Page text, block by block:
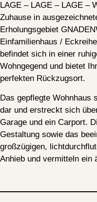
LAGE – LAGE – LAGE –
Zuhause in
Erholungsgebiet
Einfamilienhaus /
befindet sich in einer
Wohngegend und bietet
perfekten Rückzugsort.
Das gepflegte Wohnhaus
dar und erstreckt sich
Garage und ein Carport.
Gestaltung sowie das
großzügigen,
Anhieb und vermitteln ein